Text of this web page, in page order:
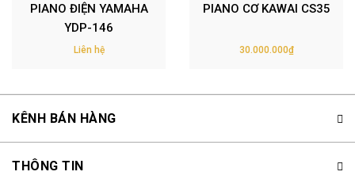
PIANO ĐIỆN YAMAHA
YDP-146
Liên hệ
PIANO CƠ KAWAI CS35
30.000.000₫
KÊNH BÁN HÀNG
THÔNG TIN